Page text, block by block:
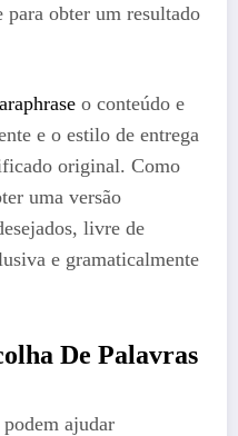
para obter um resultado
o conteúdo e
e o estilo de entrega
original. Como
uma versão
livre de
e gramaticalmente
De Palavras
ajudar